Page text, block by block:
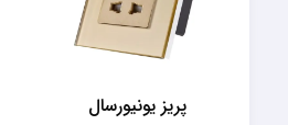
پریز یونیورسال